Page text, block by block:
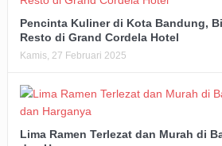
Pencinta Kuliner di Kota Bandung,
Resto di Grand Cordela Hotel
Kamis, 27 Februari 2025
Lima Ramen Terlezat dan Murah di